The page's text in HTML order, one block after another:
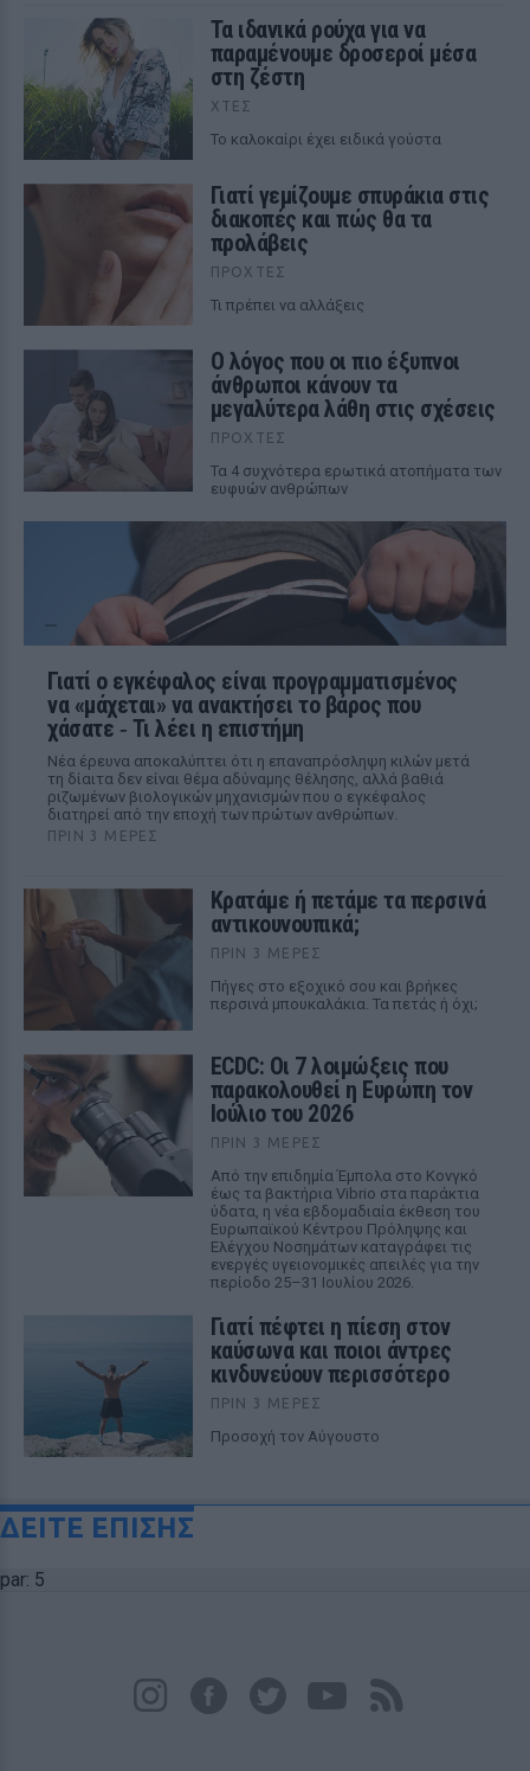
Τα ιδανικά ρούχα για να
παραμένουμε δροσεροί μέσα
στη ζέστη
ΧΤΕΣ
To καλοκαίρι έχει ειδικά γούστα
Γιατί γεμίζουμε σπυράκια στις
διακοπές και πώς θα τα
προλάβεις
ΠΡΟΧΤΈΣ
Τι πρέπει να αλλάξεις
Ο λόγος που οι πιο έξυπνοι
άνθρωποι κάνουν τα
μεγαλύτερα λάθη στις σχέσεις
ΠΡΟΧΤΈΣ
Τα 4 συχνότερα ερωτικά ατοπήματα των
ευφυών ανθρώπων
Γιατί ο εγκέφαλος είναι προγραμματισμένος
να «μάχεται» να ανακτήσει το βάρος που
χάσατε ‑ Τι λέει η επιστήμη
Νέα έρευνα αποκαλύπτει ότι η επαναπρόσληψη κιλών μετά
τη δίαιτα δεν είναι θέμα αδύναμης θέλησης, αλλά βαθιά
ριζωμένων βιολογικών μηχανισμών που ο εγκέφαλος
διατηρεί από την εποχή των πρώτων ανθρώπων.
ΠΡΙΝ 3 ΜΈΡΕΣ
Κρατάμε ή πετάμε τα περσινά
αντικουνουπικά;
ΠΡΙΝ 3 ΜΈΡΕΣ
Πήγες στο εξοχικό σου και βρήκες
περσινά μπουκαλάκια. Τα πετάς ή όχι;
ECDC: Οι 7 λοιμώξεις που
παρακολουθεί η Ευρώπη τον
Ιούλιο του 2026
ΠΡΙΝ 3 ΜΈΡΕΣ
Από την επιδημία Έμπολα στο Κονγκό
έως τα βακτήρια Vibrio στα παράκτια
ύδατα, η νέα εβδομαδιαία έκθεση του
Ευρωπαϊκού Κέντρου Πρόληψης και
Ελέγχου Νοσημάτων καταγράφει τις
ενεργές υγειονομικές απειλές για την
περίοδο 25–31 Ιουλίου 2026.
Γιατί πέφτει η πίεση στον
καύσωνα και ποιοι άντρες
κινδυνεύουν περισσότερο
ΠΡΙΝ 3 ΜΈΡΕΣ
Προσοχή τον Αύγουστο
ΔΕΙΤΕ ΕΠΙΣΗΣ
par: 5